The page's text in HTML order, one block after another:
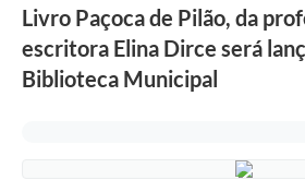
Livro Paçoca de Pilão, da
escritora Elina Dirce será
Biblioteca Municipal